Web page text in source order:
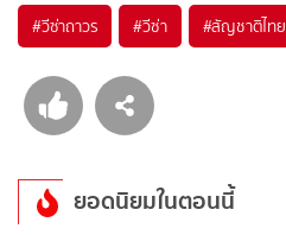
#วีซ่าถาวร #วีซ่า #สัญชาติไทย
ยอดนิยมในตอนนี้